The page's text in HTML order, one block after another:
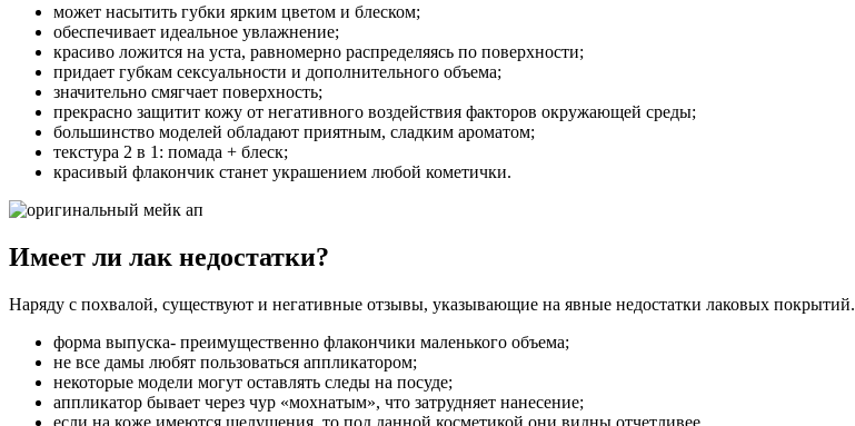
может насытить губки ярким цветом и блеском;
обеспечивает идеальное увлажнение;
красиво ложится на уста, равномерно распределяясь по поверхности;
придает губкам сексуальности и дополнительного объема;
значительно смягчает поверхность;
прекрасно защитит кожу от негативного воздействия факторов окружающей среды;
большинство моделей обладают приятным, сладким ароматом;
текстура 2 в 1: помада + блеск;
красивый флакончик станет украшением любой кометички.
Имеет ли лак недостатки?
Наряду с похвалой, существуют и негативные отзывы, указывающие на явные недостатки лаковых покрытий.
форма выпуска- преимущественно флакончики маленького объема;
не все дамы любят пользоваться аппликатором;
некоторые модели могут оставлять следы на посуде;
аппликатор бывает через чур «мохнатым», что затрудняет нанесение;
если на коже имеются шелушения, то под данной косметикой они видны отчетливее.